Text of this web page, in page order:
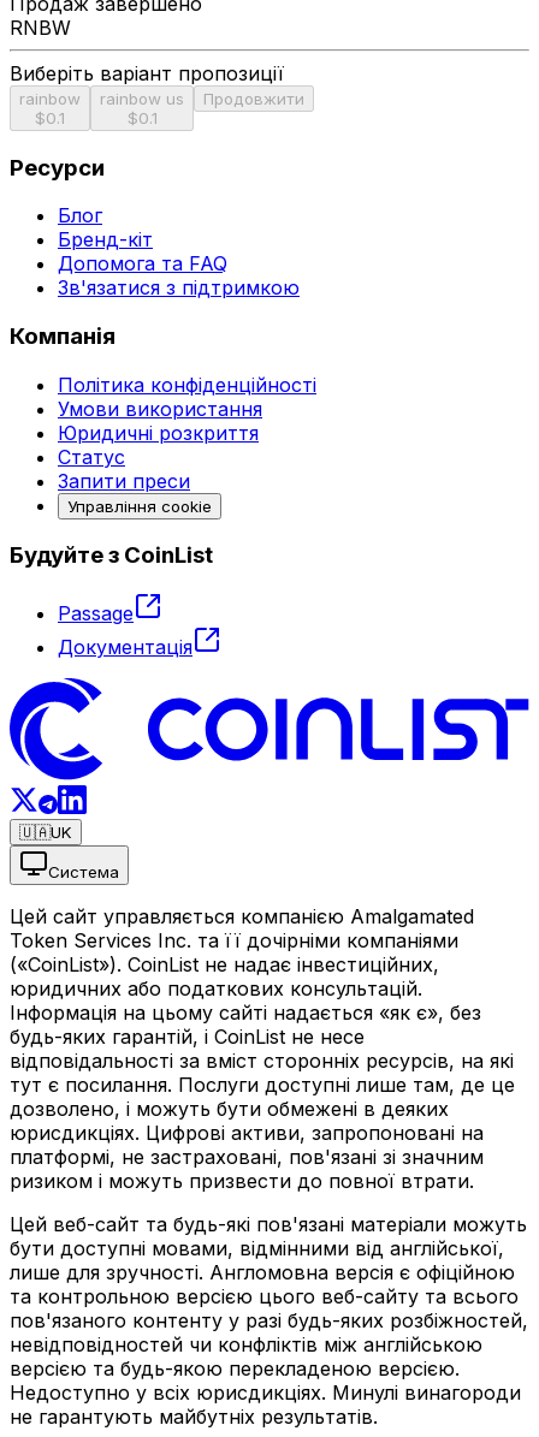
RNBW
Виберіть варіант пропозиції
rainbow
$0.1
rainbow us
$0.1
Продовжити
Ресурси
Блог
Бренд-кіт
Допомога та FAQ
Зв'язатися з підтримкою
Компанія
Політика конфіденційності
Умови використання
Юридичні розкриття
Статус
Запити преси
Управління cookie
Будуйте з CoinList
Passage
Документація
🇺🇦UK
Система
Цей сайт управляється компанією Amalgamated
Token Services Inc. та її дочірніми компаніями
(«CoinList»). CoinList не надає інвестиційних,
юридичних або податкових консультацій.
Інформація на цьому сайті надається «як є», без
будь-яких гарантій, і CoinList не несе
відповідальності за вміст сторонніх ресурсів, на які
тут є посилання. Послуги доступні лише там, де це
дозволено, і можуть бути обмежені в деяких
юрисдикціях. Цифрові активи, запропоновані на
платформі, не застраховані, пов'язані зі значним
ризиком і можуть призвести до повної втрати.
Цей веб-сайт та будь-які пов'язані матеріали можуть
бути доступні мовами, відмінними від англійської,
лише для зручності. Англомовна версія є офіційною
та контрольною версією цього веб-сайту та всього
пов'язаного контенту у разі будь-яких розбіжностей,
невідповідностей чи конфліктів між англійською
версією та будь-якою перекладеною версією.
Недоступно у всіх юрисдикціях. Минулі винагороди
не гарантують майбутніх результатів.